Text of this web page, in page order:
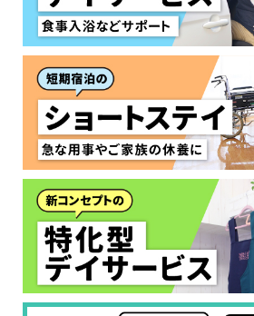
なたに適しているのか簡単にチ
しょう!最大4つの質問に答えて
で、おすすめの介護保険サービ
す。
診断スタート
はい
いいえ or
非該当(自立)
と判定された
自宅で生活しな
使いたい
施設へ移り住み
必要
必要ない
通いたい
来てもらいた
はい
いいえ
日帰りで使い
一時的に宿泊し
要支援１～２
要介護１～２
要介護３～５